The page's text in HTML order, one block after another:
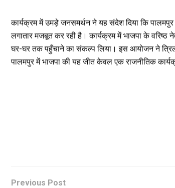
कार्यक्रम में उमड़े जनसमर्थन ने यह संदेश दिया कि
लगातार मजबूत कर रही है। कार्यक्रम में भाजपा के वरिष्ठ
घर-घर तक पहुँचाने का संकल्प लिया। इस आयोजन ने
पालमपुर में भाजपा की यह जीत केवल एक राजनीतिक
Previous Post